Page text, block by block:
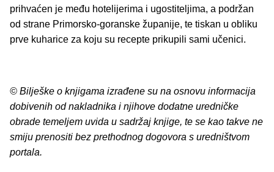
prihvaćen je među hotelijerima i ugostiteljima, a podržan
od strane Primorsko-goranske županije, te tiskan u obliku
prve kuharice za koju su recepte prikupili sami učenici.
© Bilješke o knjigama izrađene su na osnovu informacija
dobivenih od nakladnika i njihove dodatne uredničke
obrade temeljem uvida u sadržaj knjige, te se kao takve ne
smiju prenositi bez prethodnog dogovora s uredništvom
portala.